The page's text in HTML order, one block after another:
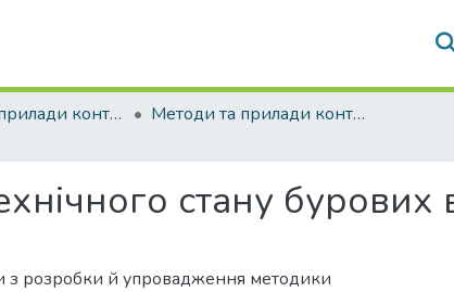
Методи та прилади контролю якості
Методи та прилади контролю якості - 2005 - №14
стану бурових
з розробки й упровадження методики